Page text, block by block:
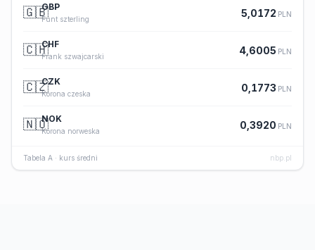
🇬🇧GBP
Funt szterling
5,0172 PLN
🇨🇭CHF
Frank szwajcarski
4,6005 PLN
🇨🇿CZK
Korona czeska
0,1773 PLN
🇳🇴NOK
Korona norweska
0,3920 PLN
Tabela A · kurs średni nbp.pl